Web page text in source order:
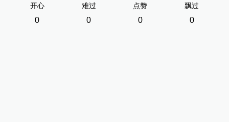
开心
0
难过
0
点赞
0
飘过
0